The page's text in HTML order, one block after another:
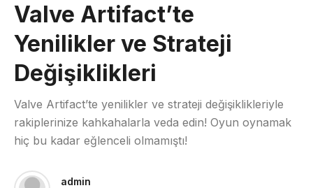
Valve Artifact’te
Yenilikler ve Strateji
Değişiklikleri
Valve Artifact’te yenilikler ve strateji değişiklikleriyle
rakiplerinize kahkahalarla veda edin! Oyun oynamak
hiç bu kadar eğlenceli olmamıştı!
admin